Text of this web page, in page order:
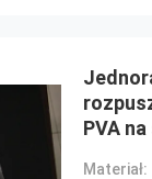
PVA
Materiał: